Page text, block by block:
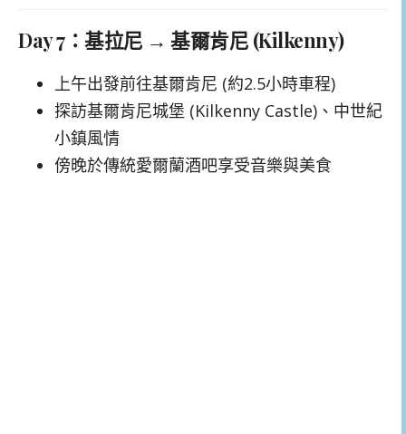
Day 7：基拉尼 → 基爾肯尼 (Kilkenny)
上午出發前往基爾肯尼 (約2.5小時車程)
探訪基爾肯尼城堡 (Kilkenny Castle)、中世紀
小鎮風情
傍晚於傳統愛爾蘭酒吧享受音樂與美食